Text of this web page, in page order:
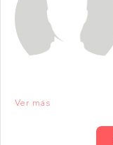
Ver más